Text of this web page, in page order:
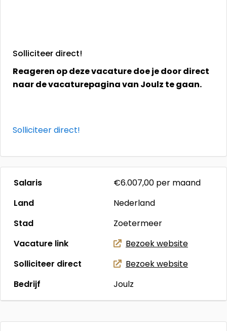
Solliciteer direct!
Reageren op deze vacature doe je door direct
naar de vacaturepagina van Joulz te gaan.
Solliciteer direct!
Salaris €6.007,00 per maand
Land
Nederland
Stad
Zoetermeer
Vacature link
Bezoek website
Solliciteer direct
Bezoek website
Bedrijf
Joulz